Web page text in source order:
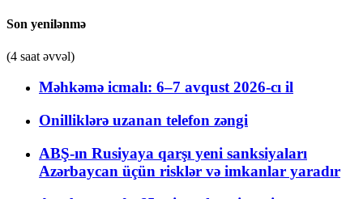
Son yenilənmə
(4 saat əvvəl)
Məhkəmə icmalı: 6–7 avqust 2026-cı il
Onilliklərə uzanan telefon zəngi
ABŞ-ın Rusiyaya qarşı yeni sanksiyaları
Azərbaycan üçün risklər və imkanlar yaradır